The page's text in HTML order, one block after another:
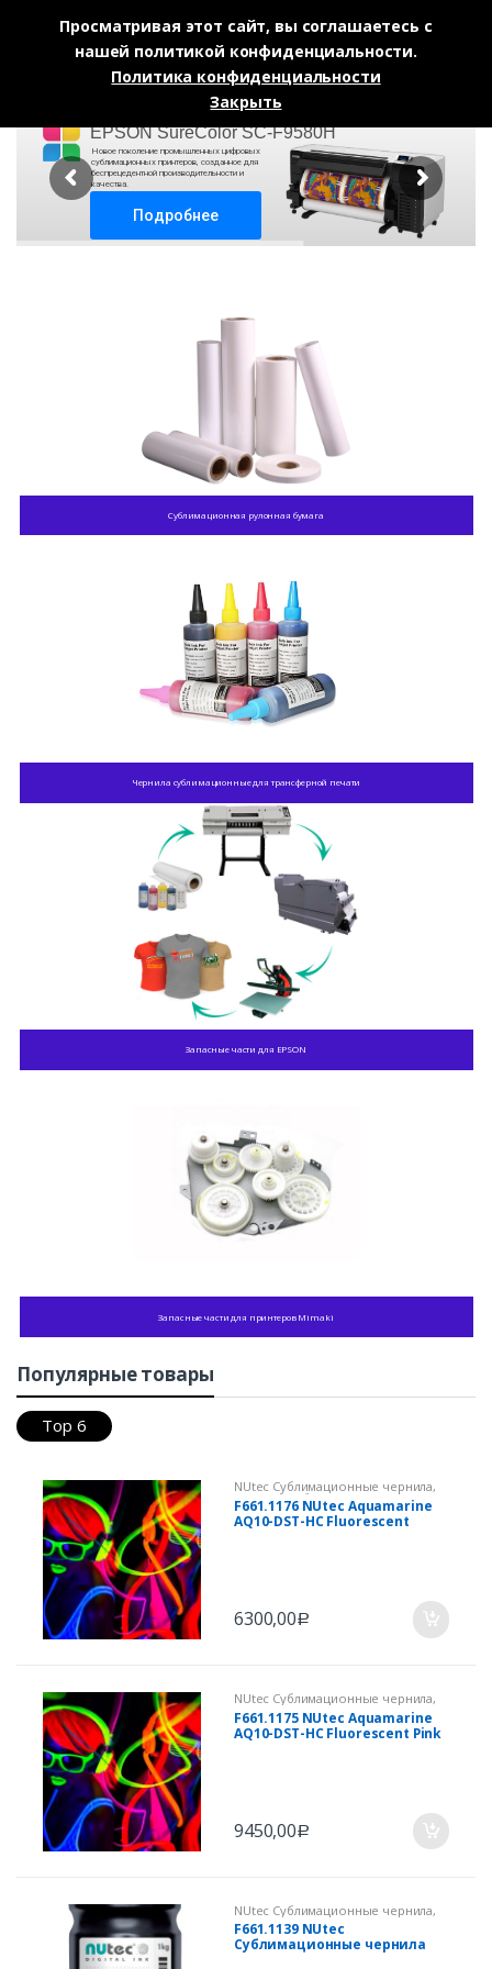
Skip to navigation
Skip to content
EPSON SureColor SC-F9580H
Подробнее
Новое поколение промышленных цифровых
сублимационных принтеров, созданное для
беспрецедентной производительности и
качества.
Сублимационная рулонная бумага
Чернила сублимационные для трансферной печати
Запасные части для EPSON
Запасные части для принтеров Mimaki
Популярные товары
Top 6
NUtec Сублимационные чернила,
Чернила сублимационные для
трансферной печати
F661.1176 NUtec Aquamarine
AQ10-DST-HC Fluorescent
6300,00Р
NUtec Сублимационные чернила,
Чернила сублимационные для
трансферной печати
F661.1175 NUtec Aquamarine
AQ10-DST-HC Fluorescent Pink
9450,00Р
NUtec Сублимационные чернила,
Чернила сублимационные для
трансферной печати
F661.1139 NUtec
Сублимационные чернила
Просматривая этот сайт, вы соглашаетесь с
нашей политикой конфиденциальности.
Политика конфиденциальности
Закрыть